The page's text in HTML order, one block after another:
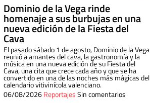
Dominio de la Vega rinde
homenaje a sus burbujas en una
nueva edición de la Fiesta del
Cava
El pasado sábado 1 de agosto, Dominio de la Vega
reunió a amantes del cava, la gastronomía y la
música en una nueva edición de su Fiesta del
Cava, una cita que crece cada año y que se ha
convertido en una de las noches más mágicas del
calendario vitivinícola valenciano.
06/08/2026ReportajesSin comentarios